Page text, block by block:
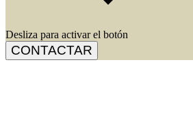
Desliza para activar el botón
CONTACTAR